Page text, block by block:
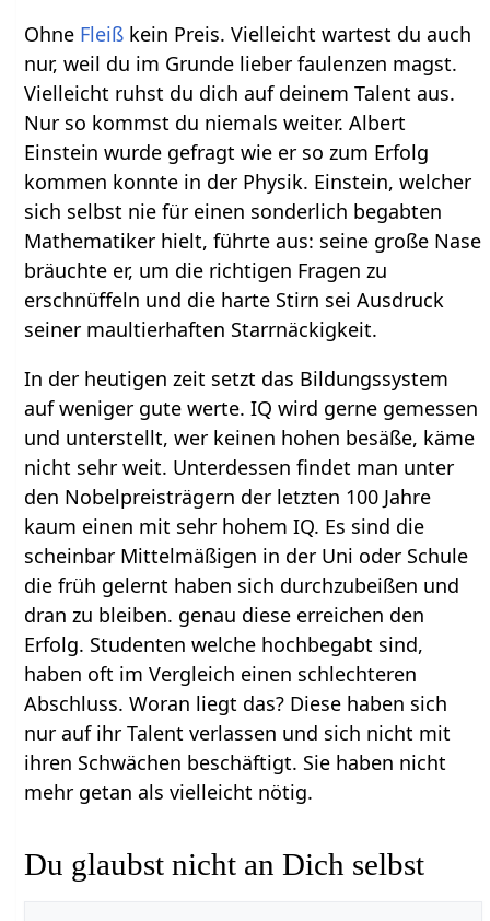
Ohne Fleiß kein Preis. Vielleicht wartest du auch
nur, weil du im Grunde lieber faulenzen magst.
Vielleicht ruhst du dich auf deinem Talent aus.
Nur so kommst du niemals weiter. Albert
Einstein wurde gefragt wie er so zum Erfolg
kommen konnte in der Physik. Einstein, welcher
sich selbst nie für einen sonderlich begabten
Mathematiker hielt, führte aus: seine große Nase
bräuchte er, um die richtigen Fragen zu
erschnüffeln und die harte Stirn sei Ausdruck
seiner maultierhaften Starrnäckigkeit.
In der heutigen zeit setzt das Bildungssystem
auf weniger gute werte. IQ wird gerne gemessen
und unterstellt, wer keinen hohen besäße, käme
nicht sehr weit. Unterdessen findet man unter
den Nobelpreisträgern der letzten 100 Jahre
kaum einen mit sehr hohem IQ. Es sind die
scheinbar Mittelmäßigen in der Uni oder Schule
die früh gelernt haben sich durchzubeißen und
dran zu bleiben. genau diese erreichen den
Erfolg. Studenten welche hochbegabt sind,
haben oft im Vergleich einen schlechteren
Abschluss. Woran liegt das? Diese haben sich
nur auf ihr Talent verlassen und sich nicht mit
ihren Schwächen beschäftigt. Sie haben nicht
mehr getan als vielleicht nötig.
Du glaubst nicht an Dich selbst